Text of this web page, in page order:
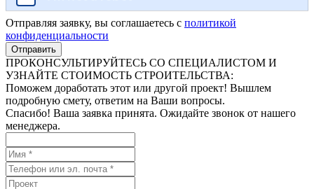
Отправляя заявку, вы соглашаетесь с политикой
конфиденциальности
ПРОКОНСУЛЬТИРУЙТЕСЬ СО СПЕЦИАЛИСТОМ И
УЗНАЙТЕ СТОИМОСТЬ СТРОИТЕЛЬСТВА:
Поможем доработать этот или другой проект! Вышлем
подробную смету, ответим на Ваши вопросы.
Спасибо! Ваша заявка принята. Ожидайте звонок от нашего
менеджера.